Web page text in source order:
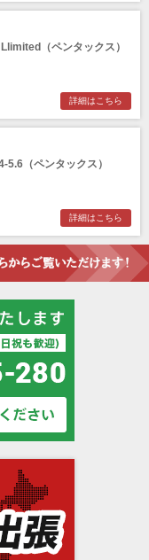
（ペンタックス）
詳細はこちら
（ペンタックス）
詳細はこちら